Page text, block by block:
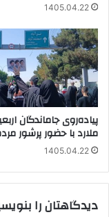
1405.04.22
پیاده‌روی جاماندگان
ملارد با حضور پرشور
1405.04.22
دیدگاهتان را